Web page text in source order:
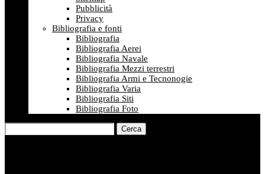
Pubblicità
Privacy
Bibliografia e fonti
Bibliografia
Bibliografia Aerei
Bibliografia Navale
Bibliografia Mezzi terrestri
Bibliografia Armi e Tecnonogie
Bibliografia Varia
Bibliografia Siti
Bibliografia Foto
Cerca